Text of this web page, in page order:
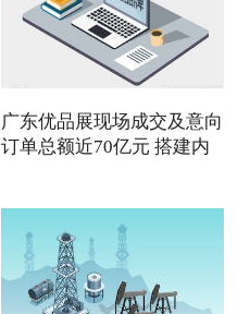
广东优品展现场成交及意向
订单总额近70亿元 搭建内